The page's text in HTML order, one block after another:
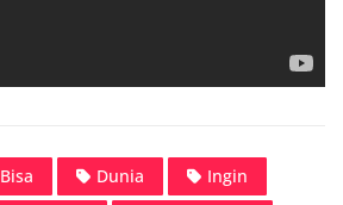
Bisa Dunia
Ingin